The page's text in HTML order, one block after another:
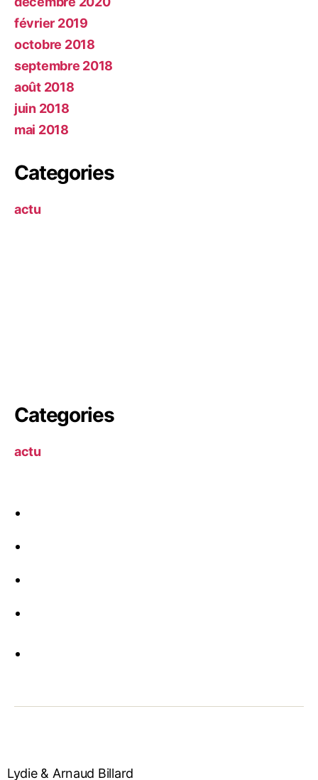
février 2019
octobre 2018
septembre 2018
août 2018
juin 2018
mai 2018
Categories
actu
Categories
actu
Lydie & Arnaud Billard